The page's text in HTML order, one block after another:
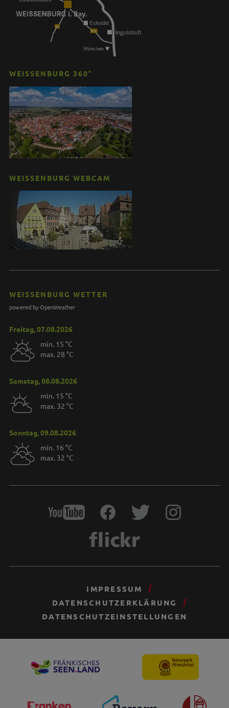
WEISSENBURG 360°
WEISSENBURG WEBCAM
WEISSENBURG WETTER
powered by OpenWeather
Freitag, 07.08.2026
min. 15 °C
max. 28 °C
Samstag, 08.08.2026
min. 15 °C
max. 32 °C
Sonntag, 09.08.2026
min. 16 °C
max. 32 °C
IMPRESSUM
DATENSCHUTZERKLÄRUNG
DATENSCHUTZEINSTELLUNGEN